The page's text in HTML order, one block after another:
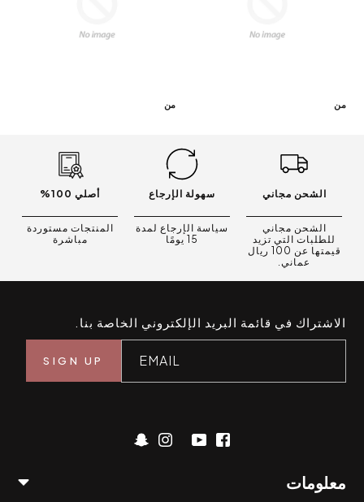
من من
الشحن مجاني
الشحن مجاني
للطلبات التي تزيد
قيمتها عن 100 ريال
عماني.
سهولة الإرجاع
سياسة الإرجاع لمدة
15 يومًا
أصلي 100%
المنتجات مستوردة
مباشرة
الاشتراك في قائمة البريد الإلكتروني الخاصة بنا.
EMAIL
معلومات